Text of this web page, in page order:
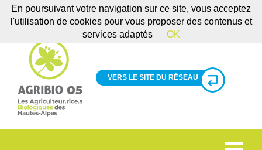
VERS LE SITE DU RÉSEAU
En poursuivant votre navigation sur ce site, vous acceptez
l'utilisation de cookies pour vous proposer des contenus et
services adaptés
OK